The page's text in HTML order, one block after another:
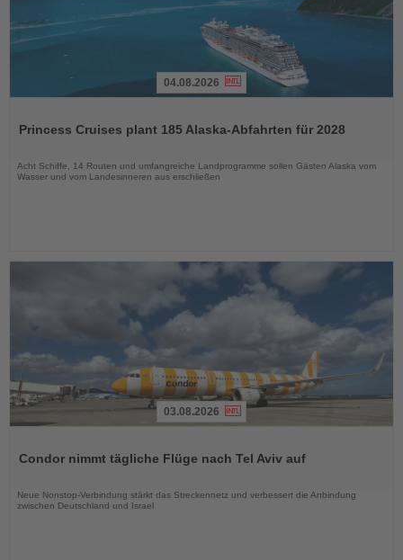
die
04.08.2026
Princess Cruises plant 185 Alaska-Abfahrten für 2028
Acht Schiffe, 14 Routen und umfangreiche Landprogramme sollen Gästen Alaska vom
Wasser und vom Landesinneren aus erschließen
die
03.08.2026
Condor nimmt tägliche Flüge nach Tel Aviv auf
Neue Nonstop-Verbindung stärkt das Streckennetz und verbessert die Anbindung
zwischen Deutschland und Israel